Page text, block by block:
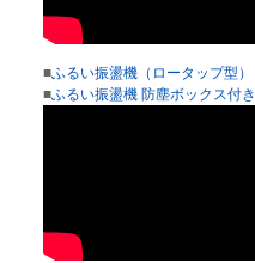
■ふるい振盪機（ロータップ型）
■ふるい振盪機 防塵ボックス付き